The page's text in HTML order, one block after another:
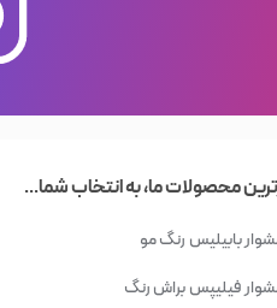
محصولات ما، به انتخاب شما...
بابیلیس
فیلیپس
رنگ مو
براش رنگ